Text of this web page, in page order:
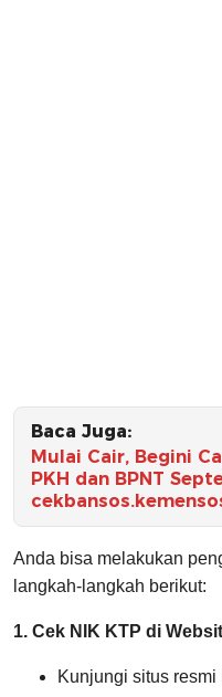
Baca Juga:
Mulai Cair, Begini
PKH dan BPNT
Anda bisa melakukan
langkah-langkah berikut:
1. Cek NIK KTP di
Kunjungi situs